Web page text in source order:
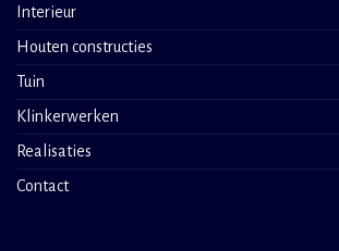
Interieur
Houten constructies
Tuin
Klinkerwerken
Realisaties
Contact